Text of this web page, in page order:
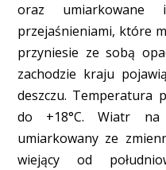
oraz umiarkowane
przejaśnieniami, które
przyniesie ze sobą
zachodzie kraju
deszczu. Temperatura
do +18°C. Wiatr
umiarkowany ze
wiejący od